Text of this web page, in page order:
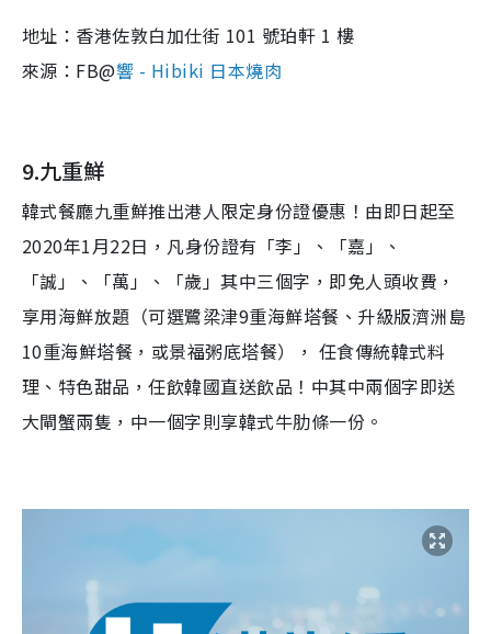
地址：香港佐敦白加仕街 101 號珀軒 1 樓
來源：FB@響 - Hibiki 日本燒肉
9.九重鮮
韓式餐廳九重鮮推出港人限定身份證優惠！由即日起至
2020年1月22日，凡身份證有「李」、「嘉」、
「誠」、「萬」、「歲」其中三個字，即免人頭收費，
享用海鮮放題（可選鷺梁津9重海鮮塔餐、升級版濟洲島
10重海鮮塔餐，或景福粥底塔餐）， 任食傳統韓式料
理、特色甜品，任飲韓國直送飲品！中其中兩個字即送
大閘蟹兩隻，中一個字則享韓式牛肋條一份。